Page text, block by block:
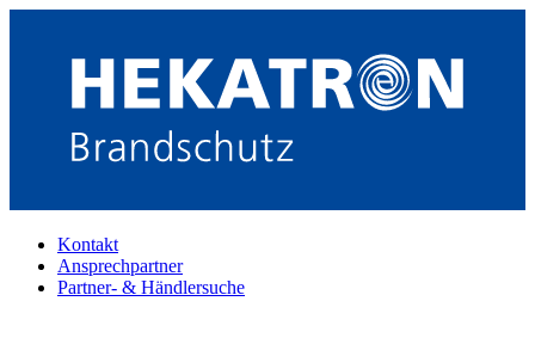
Kontakt
Ansprechpartner
Partner- & Händlersuche